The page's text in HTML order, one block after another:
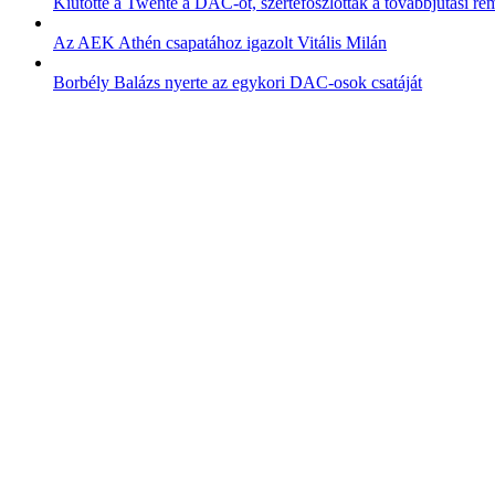
Az AEK Athén csapatához igazolt Vitális Milán
Borbély Balázs nyerte az egykori DAC-osok csatáját